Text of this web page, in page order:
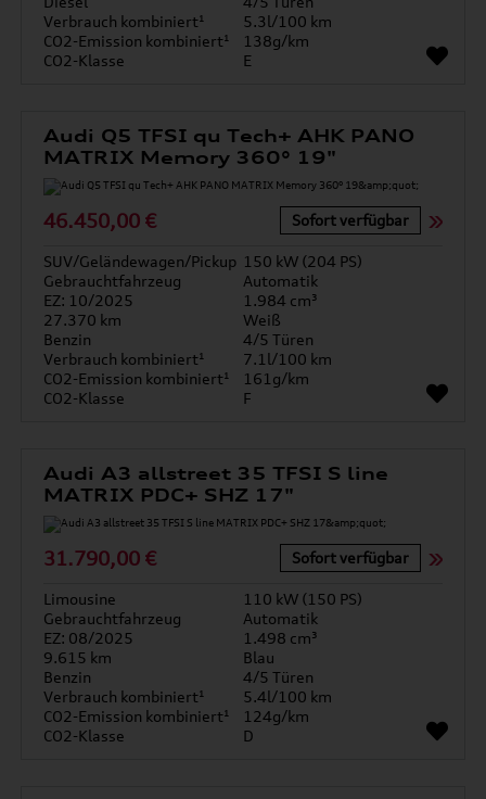
Verbrauch kombiniert¹
5.3l/100 km
CO2-Emission kombiniert¹
138g/km
CO2-Klasse
E
Audi Q5 TFSI qu Tech+ AHK PANO
MATRIX Memory 360° 19"
46.450,00 € Sofort verfügbar
SUV/Geländewagen/Pickup 150 kW (204 PS)
Gebrauchtfahrzeug
Automatik
EZ: 10/2025
1.984 cm³
27.370 km
Weiß
Benzin
4/5 Türen
Verbrauch kombiniert¹
7.1l/100 km
CO2-Emission kombiniert¹
161g/km
CO2-Klasse
F
Audi A3 allstreet 35 TFSI S line
MATRIX PDC+ SHZ 17"
31.790,00 € Sofort verfügbar
Limousine
110 kW (150 PS)
Gebrauchtfahrzeug
Automatik
EZ: 08/2025
1.498 cm³
9.615 km
Blau
Benzin
4/5 Türen
Verbrauch kombiniert¹
5.4l/100 km
CO2-Emission kombiniert¹
124g/km
CO2-Klasse
D